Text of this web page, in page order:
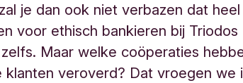
je dan ook niet verbazen dat
voor ethisch bankieren bij Triodos
Maar welke coöperaties
klanten veroverd? Dat vroegen we